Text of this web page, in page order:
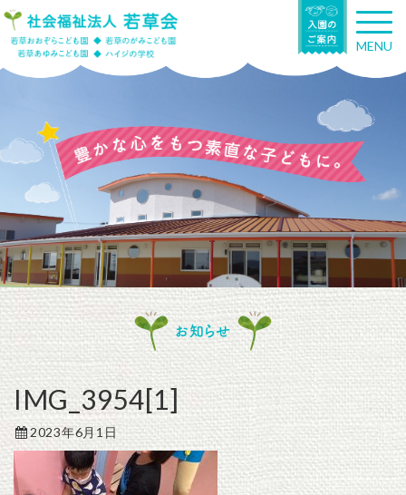
T
o
g
n
g
a
t
n
MENU
お知らせ
IMG_3954[1]
2023年6月1日